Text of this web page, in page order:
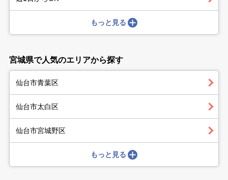
もっと見る
宮城県で人気のエリアから探す
仙台市青葉区
仙台市太白区
仙台市宮城野区
もっと見る